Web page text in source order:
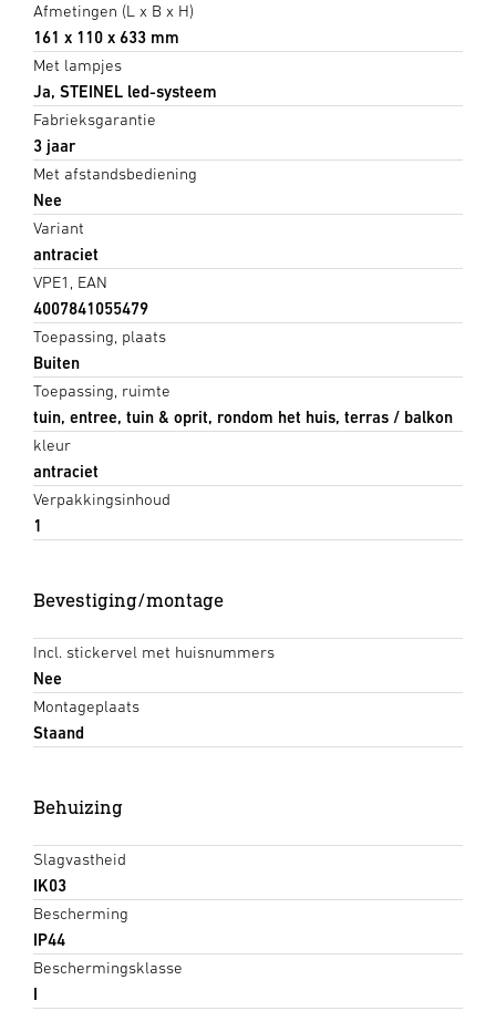
Afmetingen (L x B x H)
161 x 110 x 633 mm
Met lampjes
Ja, STEINEL led-systeem
Fabrieksgarantie
3 jaar
Met afstandsbediening
Nee
Variant
antraciet
VPE1, EAN
4007841055479
Toepassing, plaats
Buiten
Toepassing, ruimte
tuin, entree, tuin & oprit, rondom het huis, terras / balkon
kleur
antraciet
Verpakkingsinhoud
1
Bevestiging/montage
Incl. stickervel met huisnummers
Nee
Montageplaats
Staand
Behuizing
Slagvastheid
IK03
Bescherming
IP44
Beschermingsklasse